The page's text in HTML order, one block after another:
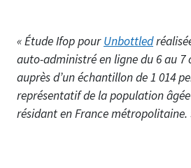
« Étude Ifop pourUnbottled
auto-administré en ligne du 6 au 7
auprès d’un échantillon de 1 014
représentatif de la population
résidant en France métropolitaine.